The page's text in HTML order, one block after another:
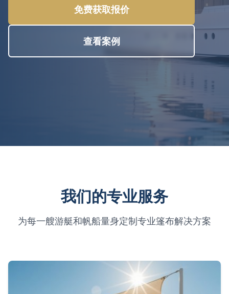
免费获取报价
查看案例
我们的专业服务
为每一艘游艇和帆船量身定制专业篷布解决方案